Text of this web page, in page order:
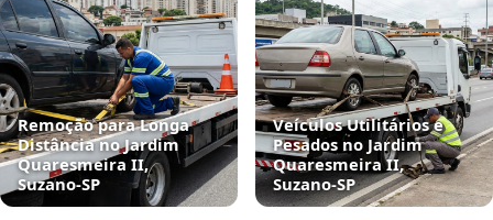
Remoção para Longa
Distância no Jardim
Quaresmeira II,
Suzano‑SP
Veículos Utilitários e
Pesados no Jardim
Quaresmeira II,
Suzano‑SP